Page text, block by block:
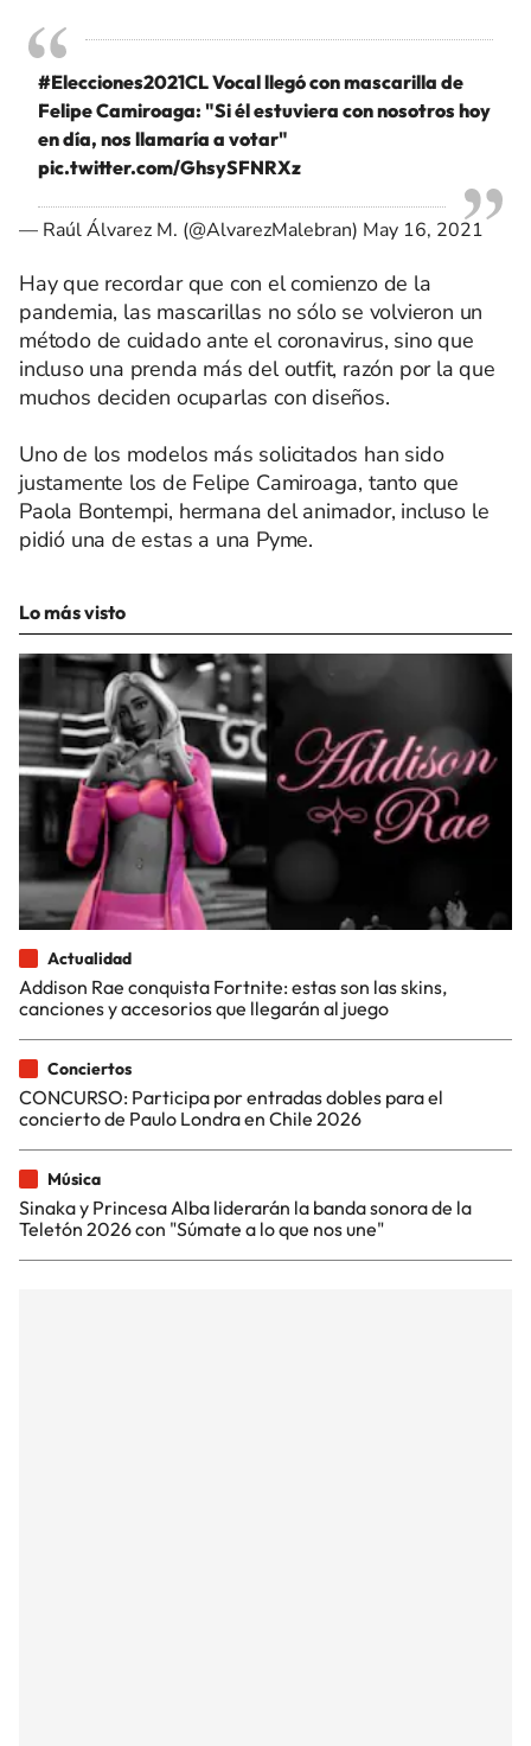
#Elecciones2021CLVocal llegó con mascarilla de
Felipe Camiroaga: "Si él estuviera con nosotros hoy
en día, nos llamaría a votar"
pic.twitter.com/GhsySFNRXz
— Raúl Álvarez M. (@AlvarezMalebran) May 16, 2021
Hay que recordar que con el comienzo de la
pandemia, las mascarillas no sólo se volvieron un
método de cuidado ante el coronavirus, sino que
incluso una prenda más del outfit, razón por la que
muchos deciden ocuparlas con diseños.
Uno de los modelos más solicitados han sido
justamente los de Felipe Camiroaga, tanto que
Paola Bontempi, hermana del animador, incluso le
pidió una de estas a una Pyme.
Lo más visto
Actualidad
Addison Rae conquista Fortnite: estas son las skins,
canciones y accesorios que llegarán al juego
Conciertos
CONCURSO: Participa por entradas dobles para el
concierto de Paulo Londra en Chile 2026
Música
Sinaka y Princesa Alba liderarán la banda sonora de la
Teletón 2026 con "Súmate a lo que nos une"